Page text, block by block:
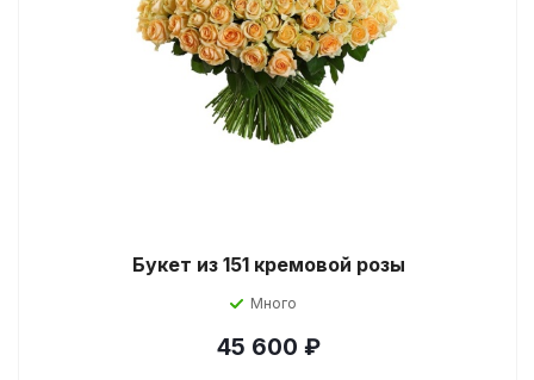
Букет из 151 кремовой розы
Много
45 600 ₽